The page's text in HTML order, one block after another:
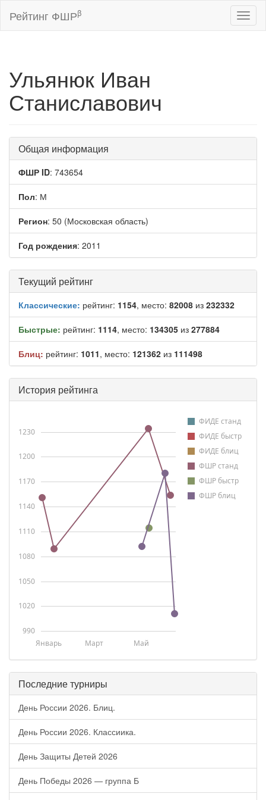
Рейтинг ФШРβ
Ульянюк Иван
Станиславович
Общая информация
ФШР ID: 743654
Пол: М
Регион: 50 (Московская область)
Год рождения: 2011
Текущий рейтинг
Классические: рейтинг: 1154, место: 82008 из 232332
Быстрые: рейтинг: 1114, место: 134305 из 277884
Блиц: рейтинг: 1011, место: 121362 из 111498
История рейтинга
ФИДЕ станд
ФИДЕ быстр
ФИДЕ блиц
ФШР станд
ФШР быстр
ФШР блиц
Январь Март Май
990
1020
1050
1080
1110
1140
1170
1200
1230
Последние турниры
День России 2026. Блиц.
День России 2026. Классиика.
День Защиты Детей 2026
День Победы 2026 — группа Б